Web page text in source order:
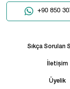
+90 850
Sıkça Sorulan
İletişim
Üyelik